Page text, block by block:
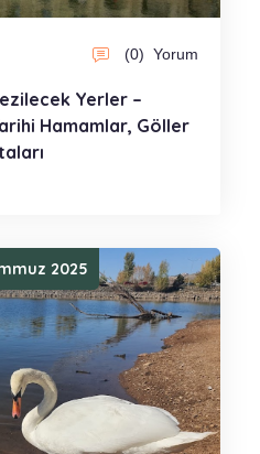
(0) Yorum
Yerler –
Hamamlar, Göller
2025